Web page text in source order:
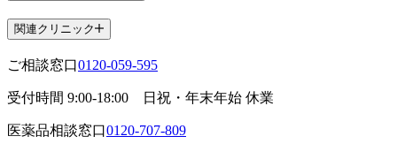
関連クリニック
ご相談窓口0120-059-595
受付時間 9:00-18:00 日祝・年末年始 休業
医薬品相談窓口0120-707-809